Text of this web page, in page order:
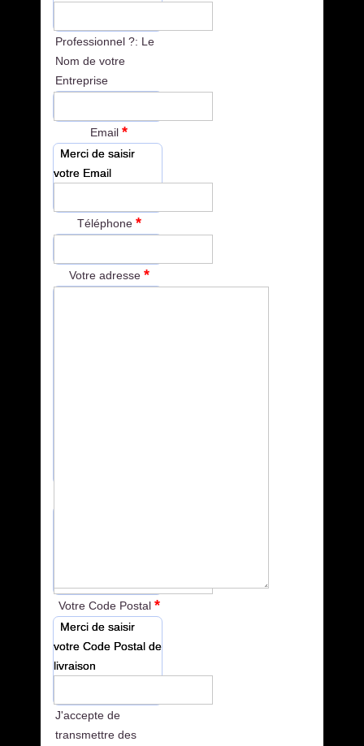
Professionnel ?: Le
Nom de votre
Entreprise
Email*
Merci de saisir
votre Email
Téléphone *
Votre adresse *
Votre Code Postal *
Merci de saisir
votre Code Postal de
livraison
J'accepte de
transmettre des